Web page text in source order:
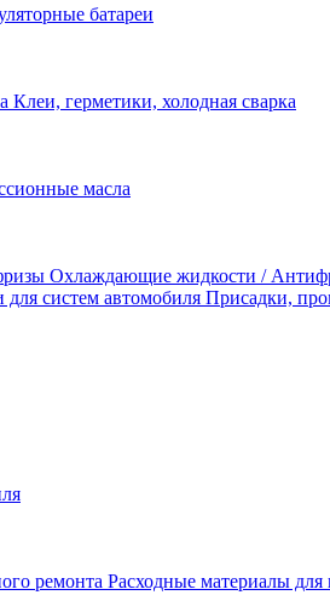
батареи
Клеи, герметики, холодная сварка
Охлаждающие жидкости /
Присадки,
Расходные материалы для